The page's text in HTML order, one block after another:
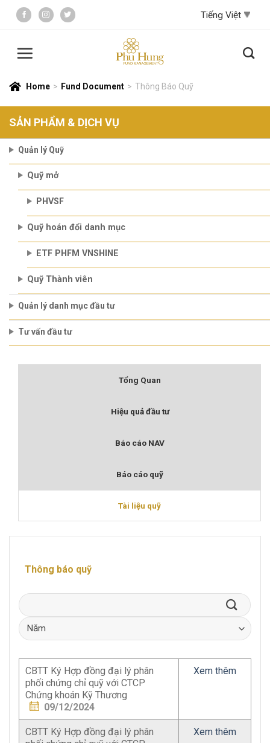
content
Home > Fund Document > Thông Báo Quỹ
SẢN PHẨM & DỊCH VỤ
Quản lý Quỹ
Quỹ mở
PHVSF
Quỹ hoán đổi danh mục
ETF PHFM VNSHINE
Quỹ Thành viên
Quản lý danh mục đầu tư
Tư vấn đầu tư
Tổng Quan
Hiệu quả đầu tư
Báo cáo NAV
Báo cáo quỹ
Tài liệu quỹ
Thông báo quỹ
CBTT Ký Hợp đồng đại lý phân
phối chứng chỉ quỹ với CTCP
Chứng khoán Kỹ Thương
09/12/2024
Xem thêm
CBTT Ký Hợp đồng đại lý phân
Xem thêm